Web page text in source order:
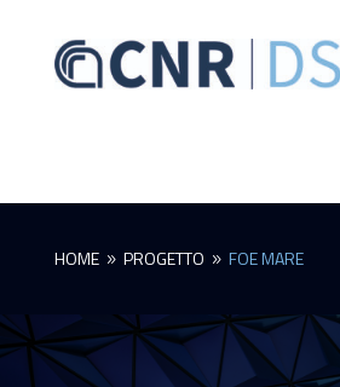
HOME 9 PROGETTO 9 FOE MARE